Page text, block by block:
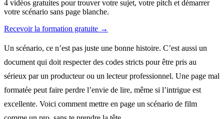
4 vidéos gratuites pour trouver votre sujet, votre pitch et démarrer
votre scénario sans page blanche.
Recevoir la formation gratuite →
Un scénario, ce n’est pas juste une bonne histoire. C’est aussi un
document qui doit respecter des codes stricts pour être pris au
sérieux par un producteur ou un lecteur professionnel. Une page mal
formatée peut faire perdre l’envie de lire, même si l’intrigue est
excellente. Voici comment mettre en page un scénario de film